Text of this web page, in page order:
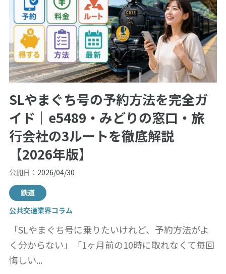
SLやまぐち号の予約方法を完全ガ
イド｜e5489・みどりの窓口・旅
行会社の3ルートを徹底解説
【2026年版】
公開日： 2026/04/30
鉄道
公共交通業界コラム
「SLやまぐち号に乗りたいけれど、予約方法がよ
く分からない」「1ヶ月前の10時に取れなくて毎回
悔しい...